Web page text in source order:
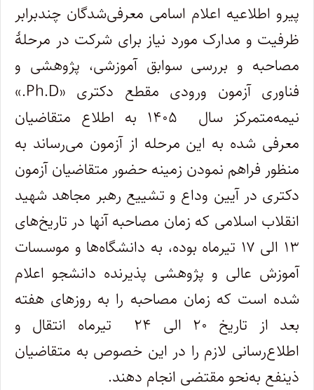
پیرو اطلاعیه اعلام اسامی معرفی‌شدگان چندبرابر
ظرفیت و مدارک مورد نیاز برای شرکت در مرحلۀ
مصاحبه و بررسی سوابق آموزشی، پژوهشی و
فناوری آزمون ورودی مقطع دکتری «Ph.D.»
نیمه‌متمرکز سال ۱۴۰۵ به اطلاع متقاضیان
معرفی شده به این مرحله از آزمون می‌رساند به
منظور فراهم نمودن زمینه حضور متقاضیان آزمون
دکتری در آیین وداع و تشییع رهبر مجاهد شهید
انقلاب اسلامی که زمان مصاحبه آنها در تاریخ‌های
۱۳ الی ۱۷ تیرماه بوده، به دانشگاه‌ها و موسسات
آموزش عالی و پژوهشی پذیرنده دانشجو اعلام
شده است که زمان مصاحبه را به روزهای هفته
بعد از تاریخ ۲۰ الی ۲۴ تیرماه انتقال و
اطلاع‌رسانی لازم را در این خصوص به متقاضیان
ذینفع به‌نحو مقتضی انجام دهند.